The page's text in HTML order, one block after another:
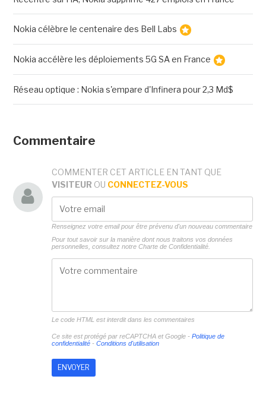
Nokia célèbre le centenaire des Bell Labs
Nokia accélère les déploiements 5G SA en France
Réseau optique : Nokia s'empare d'Infinera pour 2,3 Md$
Commentaire
COMMENTER CET ARTICLE EN TANT QUE
VISITEUR OU CONNECTEZ-VOUS
Renseignez votre email pour être prévenu d'un nouveau commentaire
Pour tout savoir sur la manière dont nous traitons vos données
personnelles, consultez notre Charte de Confidentialité.
Le code HTML est interdit dans les commentaires
Ce site est protégé par reCAPTCHA et Google - Politique de
confidentialité- Conditions d'utilisation